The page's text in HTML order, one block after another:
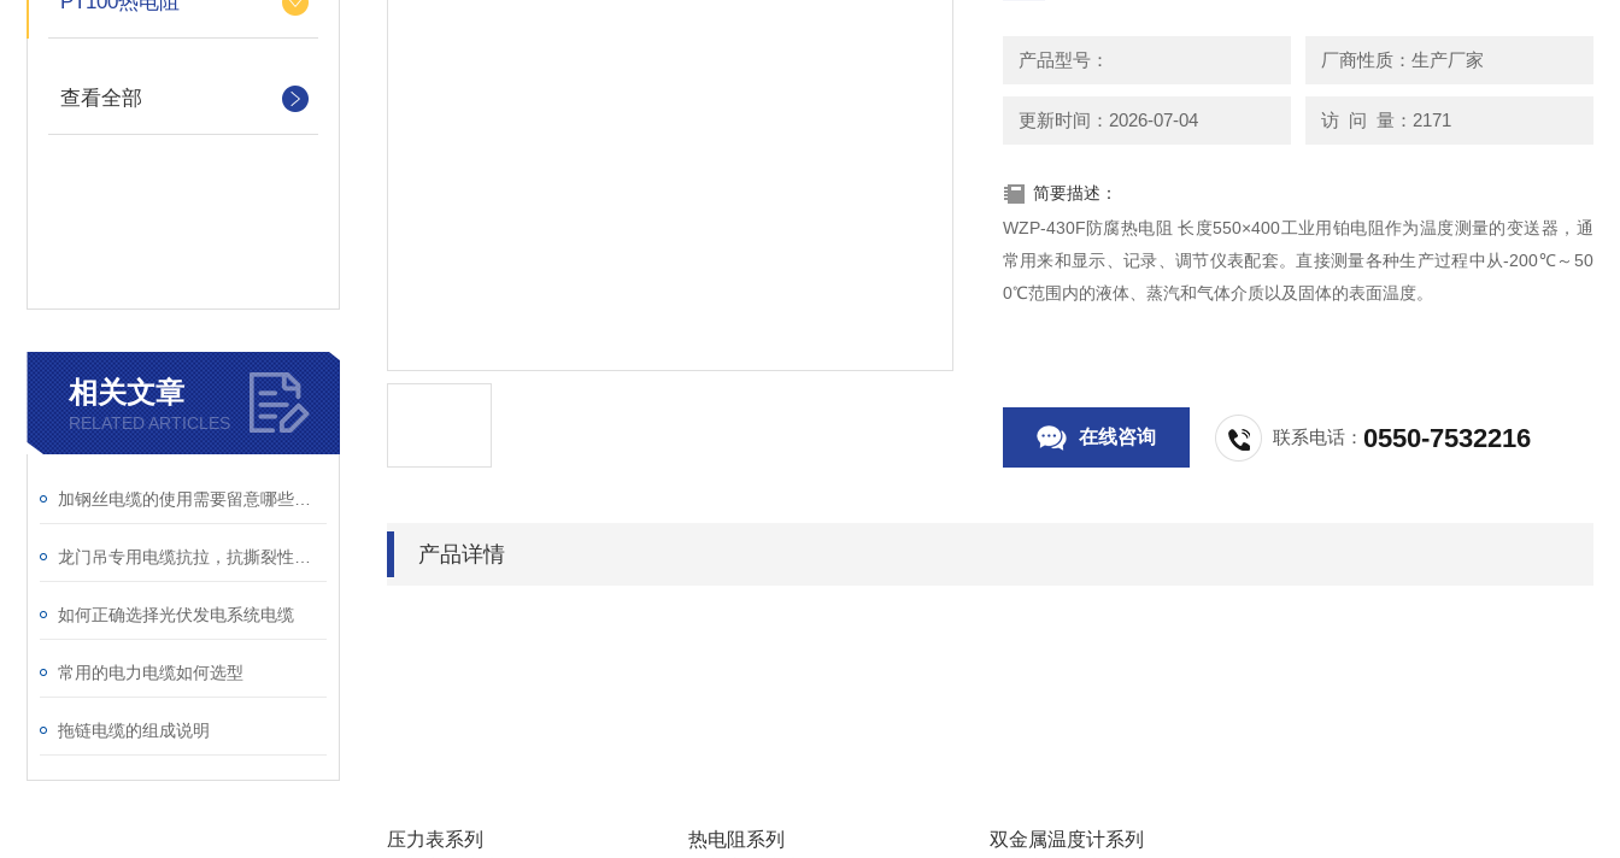
查看全部
相关文章
RELATED ARTICLES
如何正确选择光伏发电系统电缆
常用的电力电缆如何选型
拖链电缆的组成说明
产品型号： 厂商性质：生产厂家
更新时间：2026-07-04 访 问 量：2171
简要描述：
WZP-430F防腐热电阻 长度550×400工业用铂电阻作为温度测量的变送器，通
常用来和显示、记录、调节仪表配套。直接测量各种生产过程中从-200℃～50
0℃范围内的液体、蒸汽和气体介质以及固体的表面温度。
在线咨询 联系电话：0550-7532216
产品详情
压力表系列
热电阻系列
双金属温度计系列